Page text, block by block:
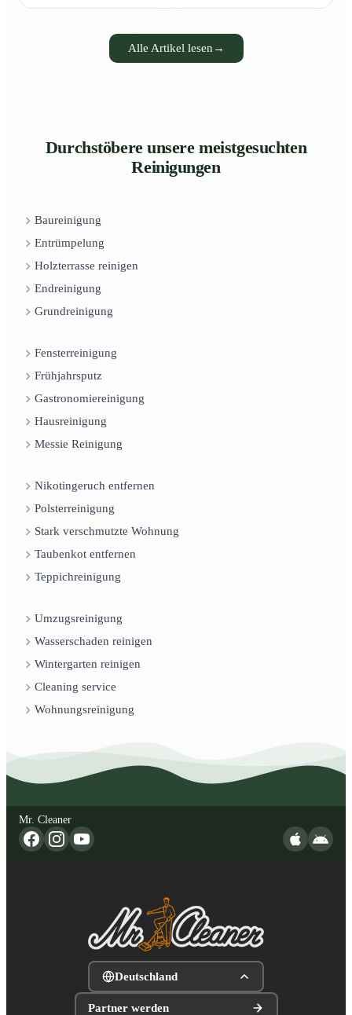
Alle Artikel lesen →
Durchstöbere unsere meistgesuchten
Reinigungen
Baureinigung
Entrümpelung
Holzterrasse reinigen
Endreinigung
Grundreinigung
Fensterreinigung
Frühjahrsputz
Gastronomiereinigung
Hausreinigung
Messie Reinigung
Nikotingeruch entfernen
Polsterreinigung
Stark verschmutzte Wohnung
Taubenkot entfernen
Teppichreinigung
Umzugsreinigung
Wasserschaden reinigen
Wintergarten reinigen
Cleaning service
Wohnungsreinigung
Mr. Cleaner
Deutschland
Partner werden